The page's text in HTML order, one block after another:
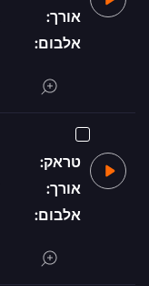
אורך:
אלבום:
טראק:
אורך:
אלבום: